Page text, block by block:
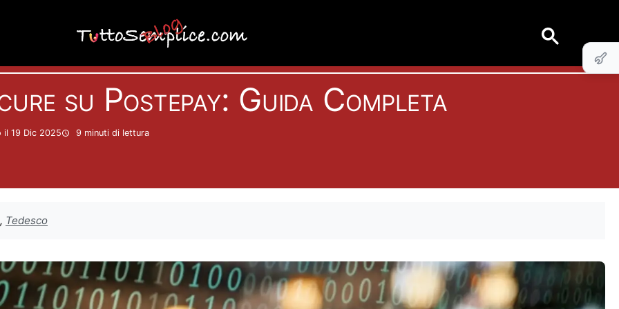
Carte
su Postepay: Guida Completa
il 19 Dic 2025 9 minuti di lettura
, Tedesco